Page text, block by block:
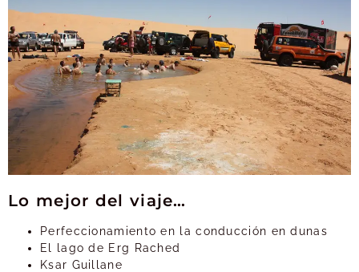
Lo mejor del viaje…
Perfeccionamiento en la conducción en dunas
El lago de Erg Rached
Ksar Guillane